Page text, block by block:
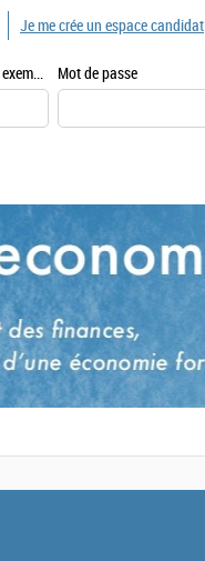
Identifiant (email, de type exemple@exemple.fr) Mot de passe
Je me crée un espace candidat